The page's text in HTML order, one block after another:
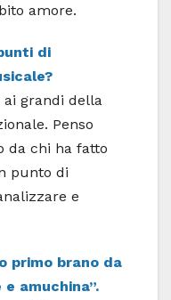
amore.
di
ai grandi della
Penso
da chi ha fatto
punto di
e
primo brano da
amuchina”.